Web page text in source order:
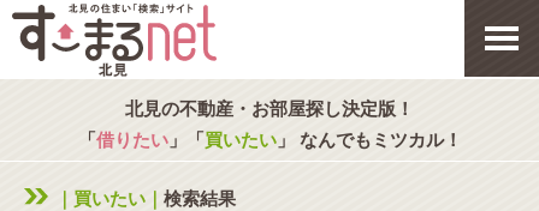
北見の不動産・お部屋探し決定版！
「借りたい」「買いたい」 なんでもミツカル！
｜買いたい｜ 検索結果